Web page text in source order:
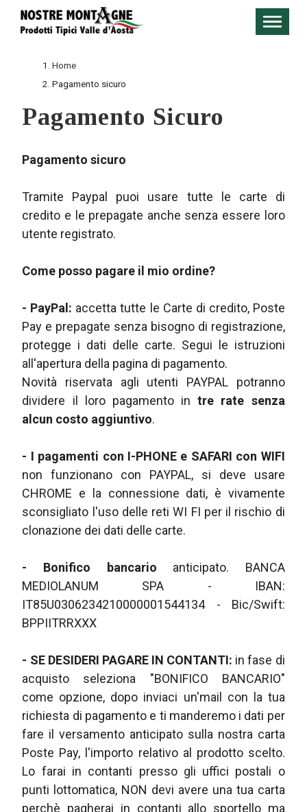
Home
Pagamento sicuro
Pagamento Sicuro
Pagamento sicuro
Tramite Paypal puoi usare tutte le carte di
credito e le prepagate anche senza essere loro
utente registrato.
Come posso pagare il mio ordine?
- PayPal: accetta tutte le Carte di credito, Poste
Pay e prepagate senza bisogno di registrazione,
protegge i dati delle carte. Segui le istruzioni
all'apertura della pagina di pagamento.
Novità riservata agli utenti PAYPAL potranno
dividere il loro pagamento in tre rate senza
alcun costo aggiuntivo.
- I pagamenti con I-PHONE e SAFARI con WIFI
non funzionano con PAYPAL, si deve usare
CHROME e la connessione dati, è vivamente
sconsigliato l'uso delle reti WI FI per il rischio di
clonazione dei dati delle carte.
- Bonifico bancario anticipato. BANCA
MEDIOLANUM SPA - IBAN:
IT85U0306234210000001544134 - Bic/Swift:
BPPIITRRXXX
- SE DESIDERI PAGARE IN CONTANTI: in fase di
acquisto seleziona "BONIFICO BANCARIO"
come opzione, dopo inviaci un'mail con la tua
richiesta di pagamento e ti manderemo i dati per
fare il versamento anticipato sulla nostra carta
Poste Pay, l'importo relativo al prodotto scelto.
Lo farai in contanti presso gli uffici postali o
punti lottomatica, NON devi avere una tua carta
perchè pagherai in contanti allo sportello ma